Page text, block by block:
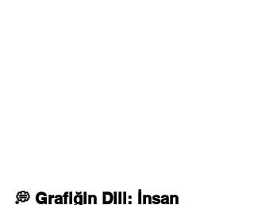
💭 Grafiğin Dili: İnsan